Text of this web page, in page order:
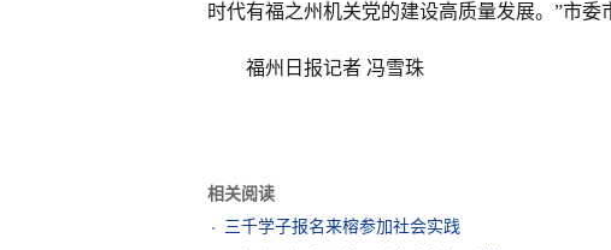
时代有福之州机关党的建设高质量发展。”市委
福州日报记者 冯雪珠
相关阅读
三千学子报名来榕参加社会实践